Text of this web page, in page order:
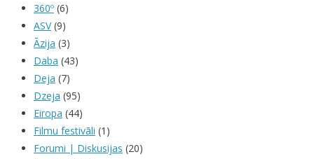
360º (6)
ASV(9)
Āzija (3)
Daba (43)
Deja (7)
Dzeja (95)
Eiropa (44)
Filmu festivāli (1)
Forumi | Diskusijas (20)